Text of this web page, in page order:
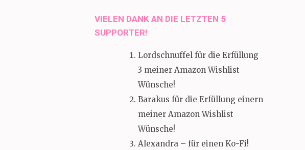
VIELEN DANK AN DIE LETZTEN 5
SUPPORTER!
Lordschnuffel für die Erfüllung
3 meiner Amazon Wishlist
Wünsche!
Barakus für die Erfüllung einern
meiner Amazon Wishlist
Wünsche!
Alexandra – für einen Ko-Fi!